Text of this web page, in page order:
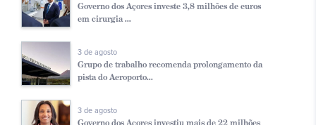
Governo dos Açores investe 3,8 milhões de euros
em cirurgia ...
3 de agosto
Grupo de trabalho recomenda prolongamento da
pista do Aeroporto...
3 de agosto
Governo dos Açores investiu mais de 22 milhões